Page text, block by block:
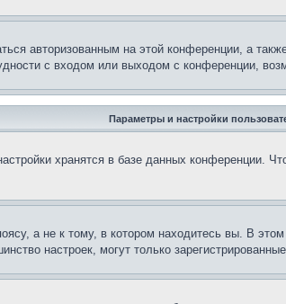
авторизованным на этой конференции, а
с входом или выходом с конференции,
Параметры и настройки
хранятся в базе данных конференции.
а не к тому, в котором находитесь вы. В
настроек, могут только